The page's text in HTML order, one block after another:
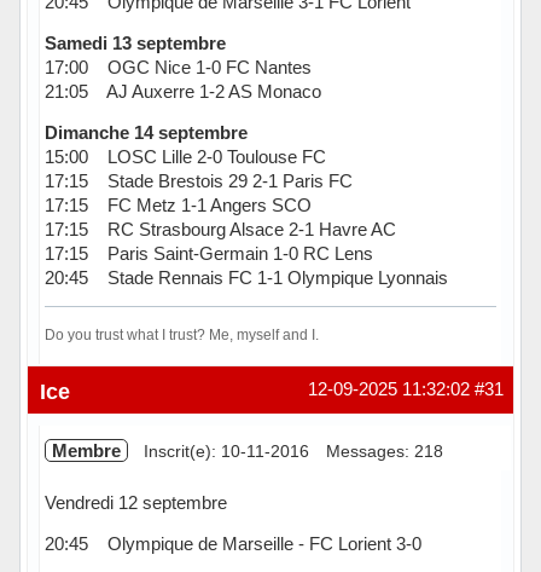
Samedi 13 septembre
17:00 OGC Nice 1-0 FC Nantes
21:05 AJ Auxerre 1-2 AS Monaco
Dimanche 14 septembre
15:00 LOSC Lille 2-0 Toulouse FC
17:15 Stade Brestois 29 2-1 Paris FC
17:15 FC Metz 1-1 Angers SCO
17:15 RC Strasbourg Alsace 2-1 Havre AC
17:15 Paris Saint-Germain 1-0 RC Lens
20:45 Stade Rennais FC 1-1 Olympique Lyonnais
Do you trust what I trust? Me, myself and I.
Hors ligne #31
12-09-2025 11:32:02
Ice
Membre Inscrit(e): 10-11-2016 Messages: 218
Vendredi 12 septembre
20:45 Olympique de Marseille - FC Lorient 3-0